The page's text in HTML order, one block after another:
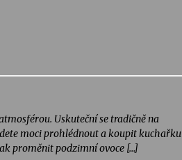
Uskuteční se tradičně na
moci prohlédnout a koupit kuchařku
proměnit podzimní ovoce […]